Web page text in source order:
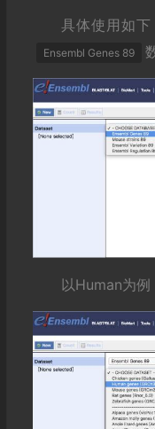
具体使用如
Ensembl Genes 89
以Human为例